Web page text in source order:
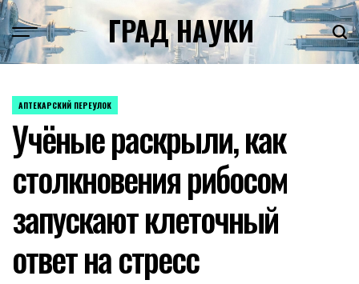
Skip
to
content
ГРАД НАУКИ
POSTED
АПТЕКАРСКИЙ ПЕРЕУЛОК
Учёные раскрыли, как
столкновения рибосом
запускают клеточный
ответ на стресс